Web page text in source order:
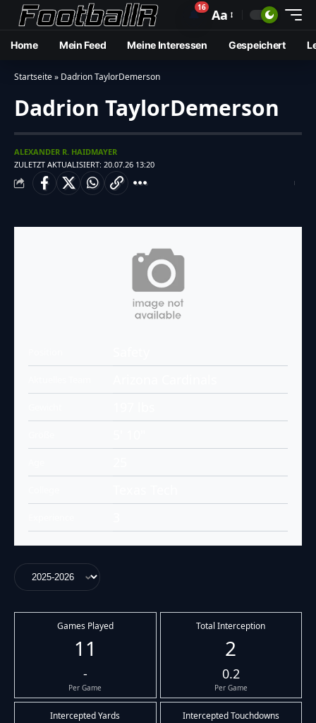
🔔16 Aa
Home Mein Feed Meine Interessen Gespeichert
Startseite» Dadrion TaylorDemerson
Dadrion TaylorDemerson
ZULETZT AKTUALISIERT: 20.07.26 13:20
ALEXANDER R. HAIDMAYER
Games Played
11
-
Per Game
Total Interception
2
0.2
Per Game
Intercepted Yards Intercepted Touchdowns